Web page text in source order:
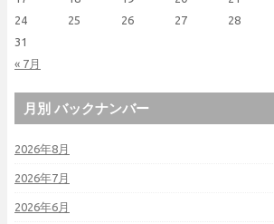
« 7月
24
25 26 27 28
31
月別 バックナンバー
2026年8月
2026年7月
2026年6月